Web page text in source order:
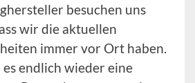
besuchen uns
wir die aktuellen
immer vor Ort haben.
endlich wieder eine